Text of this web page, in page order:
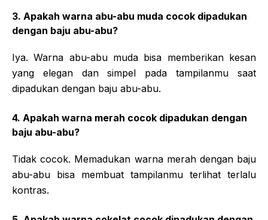
3. Apakah warna abu-abu muda cocok dipadukan
dengan baju abu-abu?
Iya. Warna abu-abu muda bisa memberikan kesan
yang elegan dan simpel pada tampilanmu saat
dipadukan dengan baju abu-abu.
4. Apakah warna merah cocok dipadukan dengan
baju abu-abu?
Tidak cocok. Memadukan warna merah dengan baju
abu-abu bisa membuat tampilanmu terlihat terlalu
kontras.